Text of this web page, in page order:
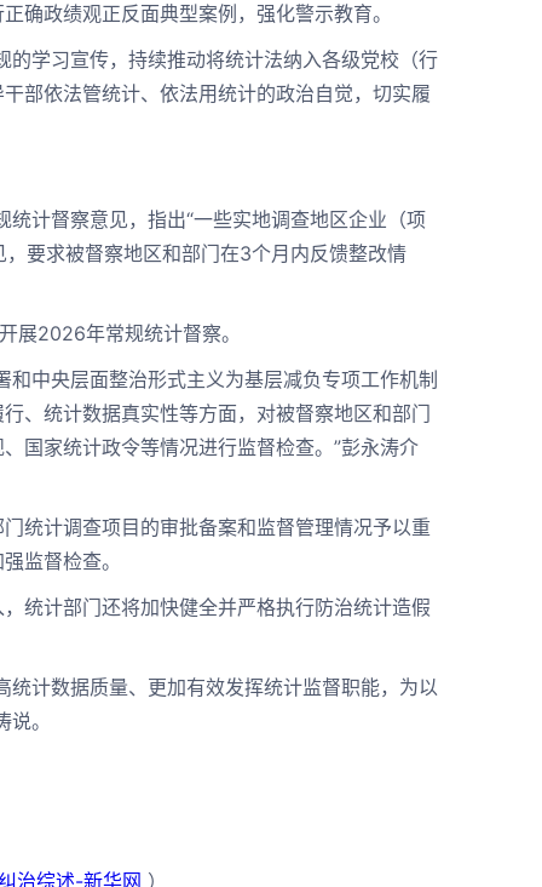
确政绩观正反面典型案例，强化警示教育。
学习宣传，持续推动将统计法纳入各级党校（行
部依法管统计、依法用统计的政治自觉，切实履
督察意见，指出“一些实地调查地区企业（项
要求被督察地区和部门在3个月内反馈整改情
2026年常规统计督察。
中央层面整治形式主义为基层减负专项工作机制
、统计数据真实性等方面，对被督察地区和部门
国家统计政令等情况进行监督检查。”彭永涛介
计调查项目的审批备案和监督管理情况予以重
监督检查。
计部门还将加快健全并严格执行防治统计造假
计数据质量、更加有效发挥统计监督职能，为以
。
治综述-新华网 ）